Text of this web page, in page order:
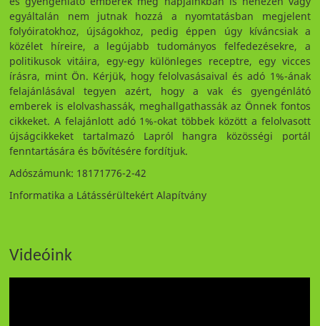
egyáltalán nem jutnak hozzá a nyomtatásban megjelent
folyóiratokhoz, újságokhoz, pedig éppen úgy kíváncsiak a
közélet híreire, a legújabb tudományos felfedezésekre, a
politikusok vitáira, egy-egy különleges receptre, egy vicces
írásra, mint Ön. Kérjük, hogy felolvasásaival és adó 1%-ának
felajánlásával tegyen azért, hogy a vak és gyengénlátó
emberek is elolvashassák, meghallgathassák az Önnek fontos
cikkeket. A felajánlott adó 1%-okat többek között a felolvasott
újságcikkeket tartalmazó Lapról hangra közösségi portál
fenntartására és bővítésére fordítjuk.
Adószámunk: 18171776-2-42
Informatika a Látássérültekért Alapítvány
Videóink